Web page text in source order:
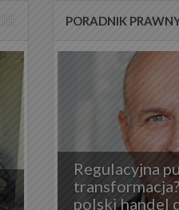
PORADNIK
Regulacyjna
polski handel